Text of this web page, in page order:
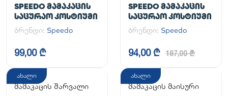
SPEEDO ᲛᲐᲛᲐᲙᲐᲪᲘᲡ
ᲡᲐᲪᲣᲠᲐᲝ ᲙᲝᲡᲢᲘᲣᲛᲘ
ბრენდი: Speedo
99,00 ₾
SPEEDO ᲛᲐᲛᲐᲙᲐᲪᲘᲡ
ᲡᲐᲪᲣᲠᲐᲝ ᲙᲝᲡᲢᲘᲣᲛᲘ
ბრენდი: Speedo
94,00 ₾ 187,00 ₾
ახალი
მამაკაცის შარვალი
ახალი
მამაკაცის მაისური